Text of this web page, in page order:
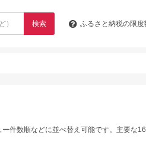
検索 ふるさと納税の限度
件数順などに並べ替え可能です。主要な